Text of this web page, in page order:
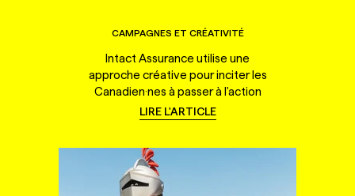
CAMPAGNES ET CRÉATIVITÉ
Intact Assurance utilise une
approche créative pour inciter les
Canadien·nes à passer à l'action
LIRE L'ARTICLE